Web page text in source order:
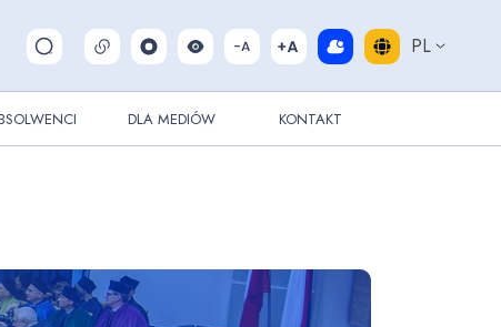
Pokaż/ukryj wyszukiwarkę PL
DLA MEDIÓW KONTAKT